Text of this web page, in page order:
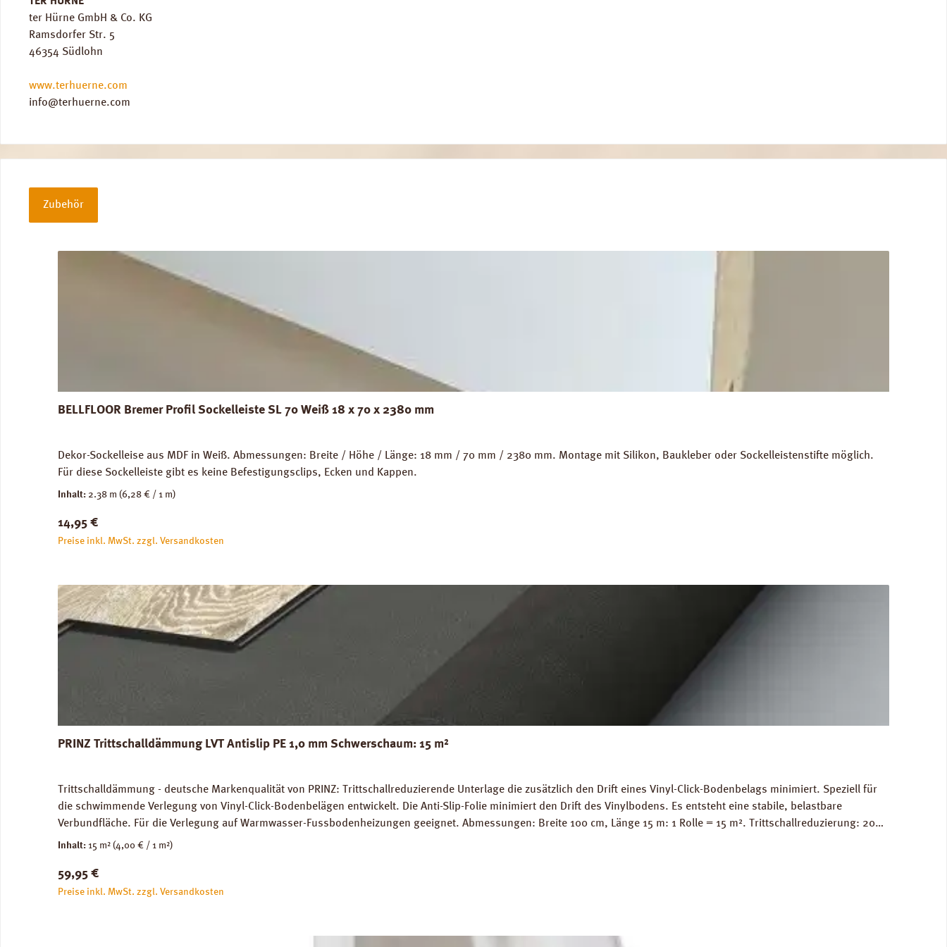
ter Hürne GmbH & Co. KG
Ramsdorfer Str. 5
46354 Südlohn
www.terhuerne.com
info@terhuerne.com
Zubehör
BELLFLOOR Bremer Profil Sockelleiste SL 70 Weiß 18 x 70 x 2380 mm
Dekor-Sockelleise aus MDF in Weiß. Abmessungen: Breite / Höhe / Länge: 18 mm / 70 mm / 2380 mm. Montage mit Silikon, Baukleber oder Sockelleistenstifte möglich.
Für diese Sockelleiste gibt es keine Befestigungsclips, Ecken und Kappen.
Inhalt: 2.38 m (6,28 € / 1 m)
Regulärer Preis:
14,95 €
Preise inkl. MwSt. zzgl. Versandkosten
PRINZ Trittschalldämmung LVT Antislip PE 1,0 mm Schwerschaum: 15 m²
Trittschalldämmung - deutsche Markenqualität von PRINZ: Trittschallreduzierende Unterlage die zusätzlich den Drift eines Vinyl-Click-Bodenbelags minimiert. Speziell für
die schwimmende Verlegung von Vinyl-Click-Bodenbelägen entwickelt. Die Anti-Slip-Folie minimiert den Drift des Vinylbodens. Es entsteht eine stabile, belastbare
Verbundfläche. Für die Verlegung auf Warmwasser-Fussbodenheizungen geeignet. Abmessungen: Breite 100 cm, Länge 15 m: 1 Rolle = 15 m². Trittschallreduzierung: 20
dB(A) nach DIN EN 10140-3. Ökologisch und physiologisch unbedenklich nach DIN EN ISO 16000-9. Emmissionsarmes Produkt (A+). ZU 100 % recyclebar. Verfügbare
Inhalt: 15 m² (4,00 € / 1 m²)
Regulärer Preis:
59,95 €
Preise inkl. MwSt. zzgl. Versandkosten